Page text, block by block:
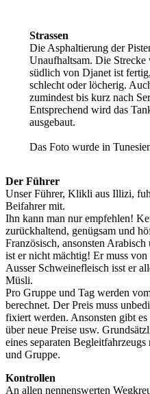
Strassen
Die Asphaltierung der
Unaufhaltsam. Die
südlich von Djanet ist
schlecht oder löcherig.
zumindest bis kurz nach
Entsprechend wird das
ausgebaut.
Das Foto wurde in
Der Führer
Unser Führer, Klikli aus Illizi,
Beifahrer mit.
Ihn kann man nur empfehlen!
zurückhaltend, genügsam und
Französisch, ansonsten
ist er nicht mächtig! Er muss
Ausser Schweinefleisch isst er
Müsli.
Pro Gruppe und Tag werden
berechnet. Der Preis muss
fixiert werden. Ansonsten gibt
über neue Preise usw.
eines separaten
und Gruppe.
Kontrollen
An allen nennenswerten